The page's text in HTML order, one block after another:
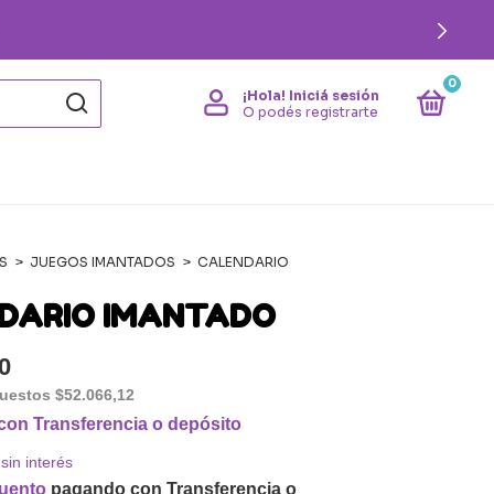
¡Hola! Iniciá sesión
O podés registrarte
0
> JUEGOS IMANTADOS > CALENDARIO
IMANTADO
$52.066,12
Transferencia o depósito
sin interés
pagando con Transferencia o